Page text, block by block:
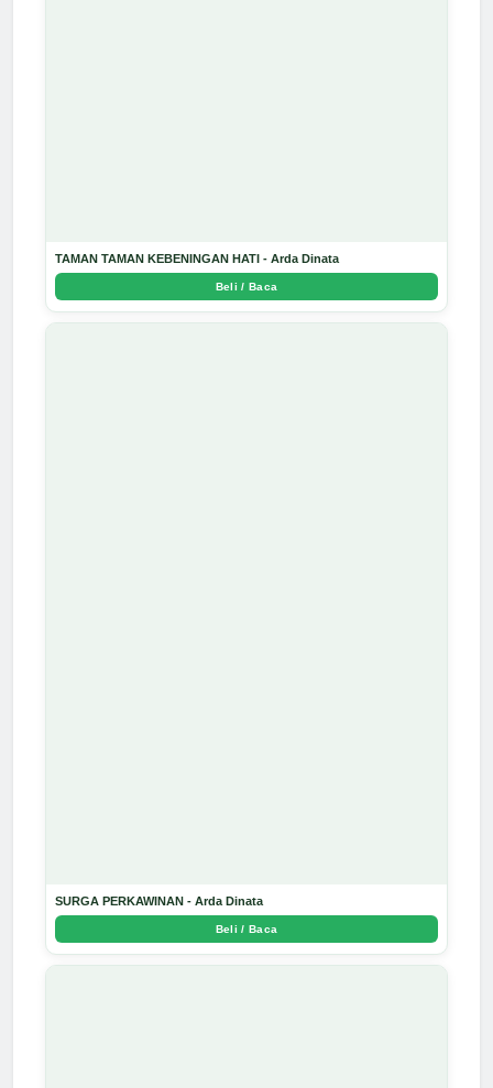
TAMAN TAMAN KEBENINGAN HATI - Arda Dinata
Beli / Baca
SURGA PERKAWINAN - Arda Dinata
Beli / Baca